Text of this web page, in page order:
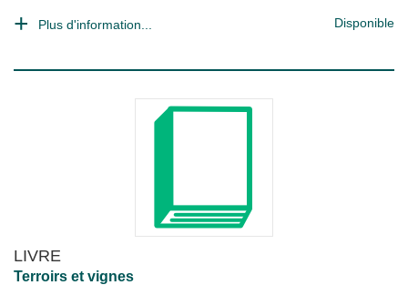
Plus d'information... Disponible
LIVRE
Terroirs et vignes